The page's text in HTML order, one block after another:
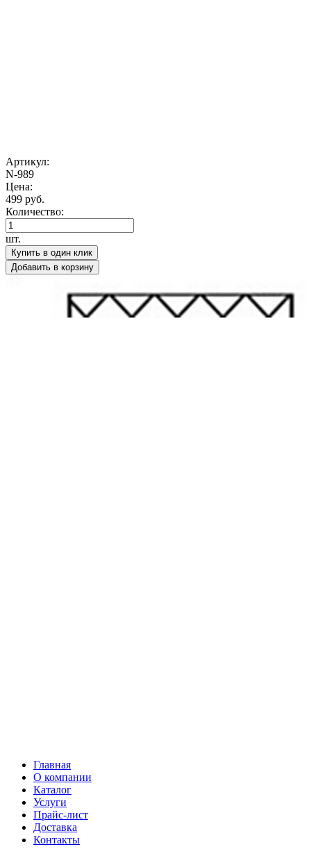
Артикул:
N-989
Цена:
499 руб.
Количество:
шт.
Купить в один клик
Добавить в корзину
Главная
О компании
Каталог
Услуги
Прайс-лист
Доставка
Контакты